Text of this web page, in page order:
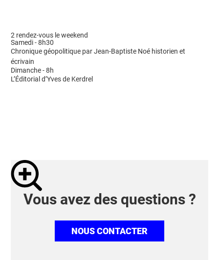
2 rendez-vous le weekend
Samedi - 8h30
Chronique géopolitique par Jean-Baptiste Noé historien et
écrivain
Dimanche - 8h
L’Éditorial d’Yves de Kerdrel
Vous avez des questions ?
NOUS CONTACTER